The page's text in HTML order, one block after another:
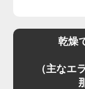
ことで、気
これは主に
化・摩耗し
警告を無視
乾燥
（主なエ